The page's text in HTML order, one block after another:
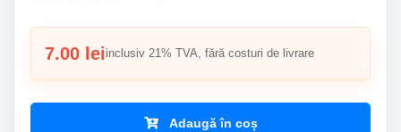
7.00 leiinclusiv 21% TVA, fără costuri de livrare
Adaugă în coș